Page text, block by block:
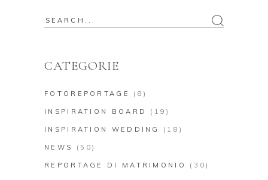
Search
CATEGORIE
FOTOREPORTAGE (8)
INSPIRATION BOARD (19)
INSPIRATION WEDDING (18)
NEWS (50)
REPORTAGE DI MATRIMONIO (30)